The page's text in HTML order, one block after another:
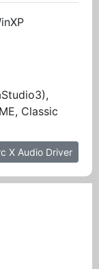
Classic
X Audio Driver